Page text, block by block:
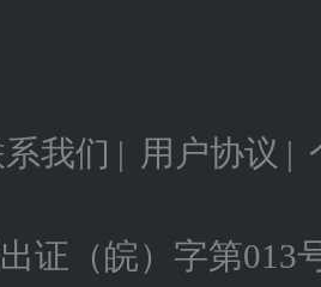
我们 | 用户协议 |
出证（皖）字第013